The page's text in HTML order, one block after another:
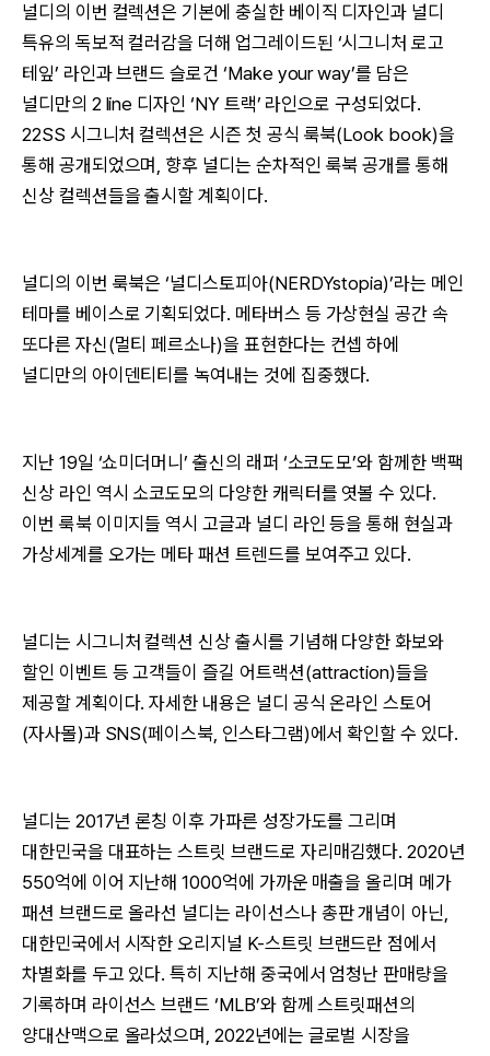
널디의 이번 컬렉션은 기본에 충실한 베이직 디자인과 널디
특유의 독보적 컬러감을 더해 업그레이드된 ‘시그니처 로고
테잎’ 라인과 브랜드 슬로건 ‘Make your way’를 담은
널디만의 2 line 디자인 ‘NY 트랙’ 라인으로 구성되었다.
22SS 시그니처 컬렉션은 시즌 첫 공식 룩북(Look book)을
통해 공개되었으며, 향후 널디는 순차적인 룩북 공개를 통해
신상 컬렉션들을 출시할 계획이다.
널디의 이번 룩북은 ‘널디스토피아(NERDYstopia)’라는 메인
테마를 베이스로 기획되었다. 메타버스 등 가상현실 공간 속
또다른 자신(멀티 페르소나)을 표현한다는 컨셉 하에
널디만의 아이덴티티를 녹여내는 것에 집중했다.
지난 19일 ‘쇼미더머니’ 출신의 래퍼 ‘소코도모’와 함께한 백팩
신상 라인 역시 소코도모의 다양한 캐릭터를 엿볼 수 있다.
이번 룩북 이미지들 역시 고글과 널디 라인 등을 통해 현실과
가상세계를 오가는 메타 패션 트렌드를 보여주고 있다.
널디는 시그니처 컬렉션 신상 출시를 기념해 다양한 화보와
할인 이벤트 등 고객들이 즐길 어트랙션(attraction)들을
제공할 계획이다. 자세한 내용은 널디 공식 온라인 스토어
(자사몰)과 SNS(페이스북, 인스타그램)에서 확인할 수 있다.
널디는 2017년 론칭 이후 가파른 성장가도를 그리며
대한민국을 대표하는 스트릿 브랜드로 자리매김했다. 2020년
550억에 이어 지난해 1000억에 가까운 매출을 올리며 메가
패션 브랜드로 올라선 널디는 라이선스나 총판 개념이 아닌,
대한민국에서 시작한 오리지널 K-스트릿 브랜드란 점에서
차별화를 두고 있다. 특히 지난해 중국에서 엄청난 판매량을
기록하며 라이선스 브랜드 ‘MLB’와 함께 스트릿패션의
양대산맥으로 올라섰으며, 2022년에는 글로벌 시장을